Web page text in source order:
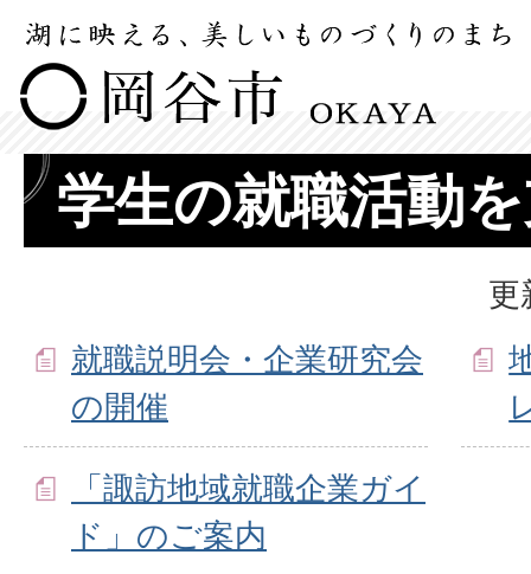
学生の就職活動
更
就職説明会・企業研究会
の開催
「諏訪地域就職企業ガイ
ド」のご案内